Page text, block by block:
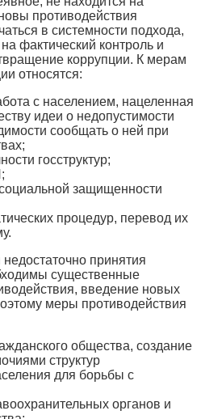
противодействия
в системности подхода,
фактический контроль и
коррупции. К мерам
относятся:
с населением, нацеленная
идеи о недопустимости
сообщать о ней при
госструктур;
защищенности
процедур, перевод их
принятия
существенные
введение новых
меры противодействия
общества, создание
структур
для борьбы с
органов и